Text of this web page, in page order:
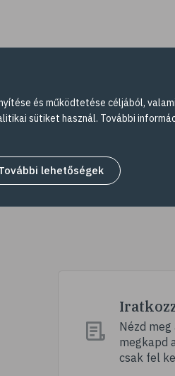
Nézd
megkapd
csak fel
és működtetése céljából,
sütiket használ. További
lehetőségek